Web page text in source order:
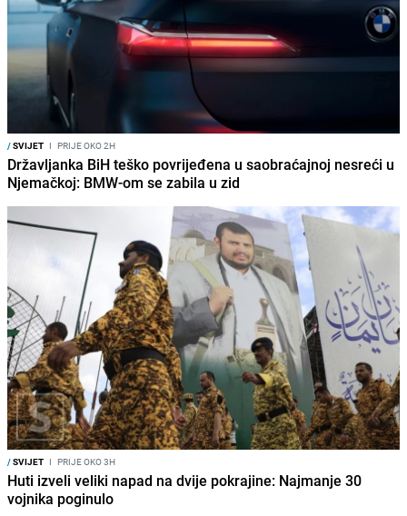
/SVIJET I PRIJE OKO 2H
Državljanka BiH teško povrijeđena u saobraćajnoj nesreći u
Njemačkoj: BMW-om se zabila u zid
/SVIJET I PRIJE OKO 3H
Huti izveli veliki napad na dvije pokrajine: Najmanje 30
vojnika poginulo